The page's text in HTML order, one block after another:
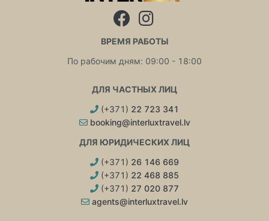
ВРЕМЯ РАБОТЫ
По рабочим дням: 09:00 - 18:00
ДЛЯ ЧАСТНЫХ ЛИЦ
(+371) 22 723 341
booking@interluxtravel.lv
ДЛЯ ЮРИДИЧЕСКИХ ЛИЦ
(+371) 26 146 669
(+371) 22 468 885
(+371) 27 020 877
agents@interluxtravel.lv